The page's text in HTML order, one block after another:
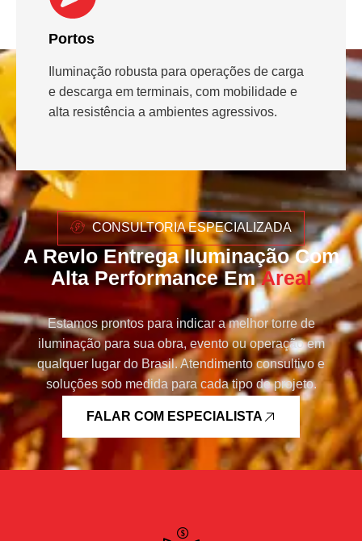
Portos
Iluminação robusta para operações de carga
e descarga em terminais, com mobilidade e
alta resistência a ambientes agressivos.
CONSULTORIA ESPECIALIZADA
A Revlo Entrega Iluminação Com
Alta Performance EmAreal
Estamos prontos para indicar a melhor torre de
iluminação para sua obra, evento ou operação em
qualquer lugar do Brasil. Atendimento consultivo e
soluções sob medida para cada tipo de projeto.
FALAR COM ESPECIALISTA